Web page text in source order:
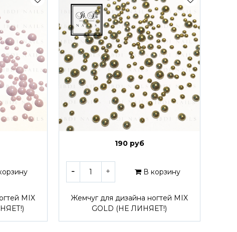
MIX
190 руб
В корзину
Жемчуг для дизайна ногтей MIX
GOLD (НЕ ЛИНЯЕТ!)